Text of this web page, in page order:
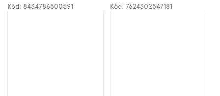
Kód: 8434786500591 Kód: 7624302547181